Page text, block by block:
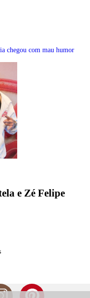
chegou com mau humor
e Zé Felipe